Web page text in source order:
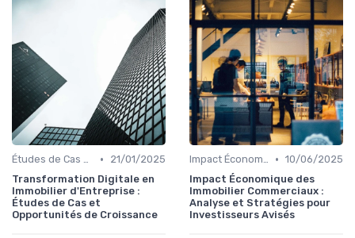
Études de Cas et Exemples de Réussite •
21/01/2025
Transformation Digitale en
Immobilier d'Entreprise :
Études de Cas et
Opportunités de Croissance
Impact Économique et Financier • 10/06/2025
Impact Économique des
Immobilier Commerciaux :
Analyse et Stratégies pour
Investisseurs Avisés